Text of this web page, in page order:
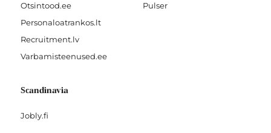
Otsintood.ee
Personaloatrankos.lt
Recruitment.lv
Varbamisteenused.ee
Pulser
Scandinavia
Jobly.fi